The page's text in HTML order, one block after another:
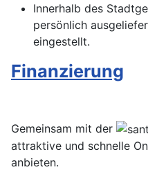
Innerhalb des
persönlich
eingestellt.
Finanzierung
Gemeinsam mit der
attraktive und schnelle
anbieten.